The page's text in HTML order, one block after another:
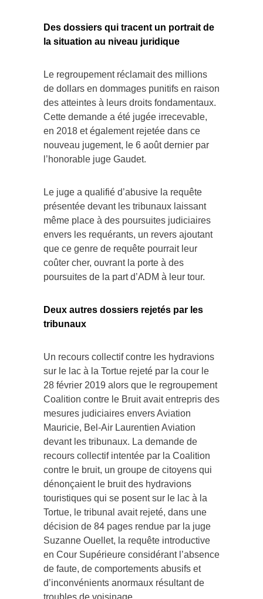
Des dossiers qui tracent un portrait de
la situation au niveau juridique
Le regroupement réclamait des millions
de dollars en dommages punitifs en raison
des atteintes à leurs droits fondamentaux.
Cette demande a été jugée irrecevable,
en 2018 et également rejetée dans ce
nouveau jugement, le 6 août dernier par
l’honorable juge Gaudet.
Le juge a qualifié d’abusive la requête
présentée devant les tribunaux laissant
même place à des poursuites judiciaires
envers les requérants, un revers ajoutant
que ce genre de requête pourrait leur
coûter cher, ouvrant la porte à des
poursuites de la part d’ADM à leur tour.
Deux autres dossiers rejetés par les
tribunaux
Un recours collectif contre les hydravions
sur le lac à la Tortue rejeté par la cour le
28 février 2019 alors que le regroupement
Coalition contre le Bruit avait entrepris des
mesures judiciaires envers Aviation
Mauricie, Bel-Air Laurentien Aviation
devant les tribunaux. La demande de
recours collectif intentée par la Coalition
contre le bruit, un groupe de citoyens qui
dénonçaient le bruit des hydravions
touristiques qui se posent sur le lac à la
Tortue, le tribunal avait rejeté, dans une
décision de 84 pages rendue par la juge
Suzanne Ouellet, la requête introductive
en Cour Supérieure considérant l’absence
de faute, de comportements abusifs et
d’inconvénients anormaux résultant de
troubles de voisinage.